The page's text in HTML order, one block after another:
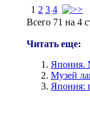
1 2 3 4
Всего 71 на 4
Читать еще:
Япония.
Музей
Япония: